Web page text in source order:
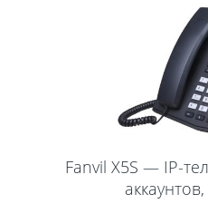
Fanvil X5S — IP-